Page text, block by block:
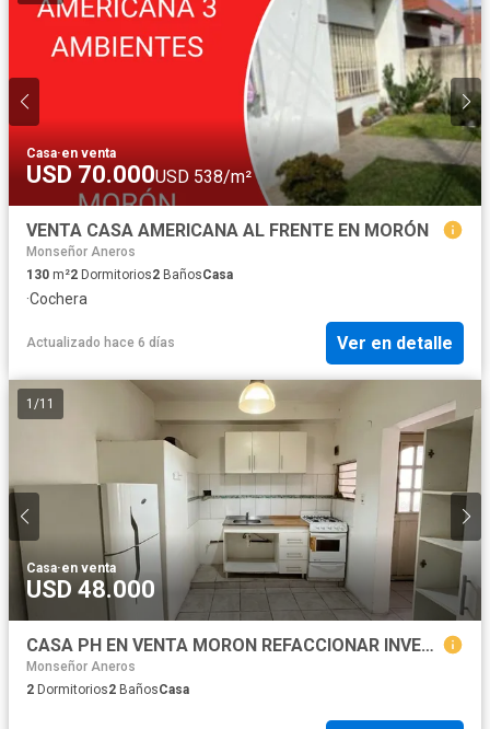
Casa·en venta
USD 70.000USD 538/m²
VENTA CASA AMERICANA AL FRENTE EN MORÓN
Monseñor Aneros
130 m²2 Dormitorios2 BañosCasa
·Cochera
Actualizado hace 6 días Ver en detalle
1 /11
Casa·en venta
USD 48.000
CASA PH EN VENTA MORON REFACCIONAR INVERSOR
Monseñor Aneros
2 Dormitorios2 BañosCasa